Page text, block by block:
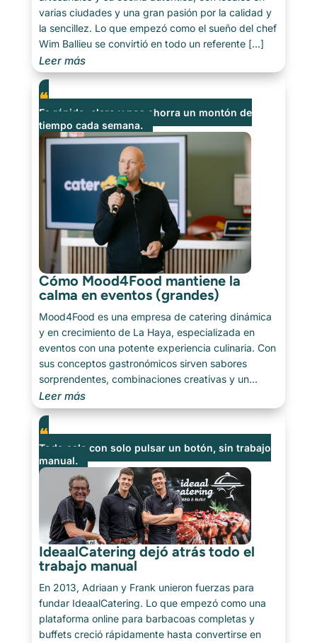
varias ciudades y una gran pasión por la calidad y
la sencillez. Lo que empezó como el sueño del chef
Wim Ballieu se convirtió en todo un referente [...]
Leer más
Es rápido, claro y nos ahorra un montón de
tiempo cada semana.
Cómo Mood4Food mantiene la
calma en eventos (grandes)
Mood4Food es una empresa de catering dinámica
y en crecimiento de La Haya, especializada en
eventos con una potente experiencia culinaria. Con
sus conceptos gastronómicos sirven sabores
sorprendentes, combinaciones creativas y un
servicio profesional — desde fiestas de empresa
hasta grandes eventos públicos. Actualmente [...]
Leer más
Todo sale con solo pulsar un botón, sin trabajo
manual.
IdeaalCatering dejó atrás todo el
trabajo manual
En 2013, Adriaan y Frank unieron fuerzas para
fundar IdeaalCatering. Lo que empezó como una
plataforma online para barbacoas completas y
buffets creció rápidamente hasta convertirse en